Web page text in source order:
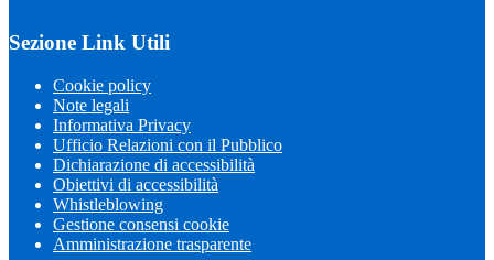
Sezione Link Utili
Cookie policy
Note legali
Informativa Privacy
Ufficio Relazioni con il Pubblico
Dichiarazione di accessibilità
Obiettivi di accessibilità
Whistleblowing
Gestione consensi cookie
Amministrazione trasparente